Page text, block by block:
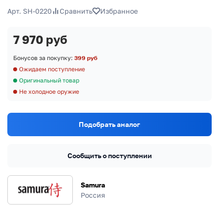
Арт. SH-0220 Сравнить Избранное
Samura
Россия
7 970 руб
Бонусов за покупку: 399 руб
Ожидаем поступление
Оригинальный товар
Не холодное оружие
Подобрать аналог
Сообщить о поступлении